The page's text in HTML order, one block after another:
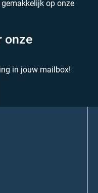
op onze
onze
in jouw mailbox!